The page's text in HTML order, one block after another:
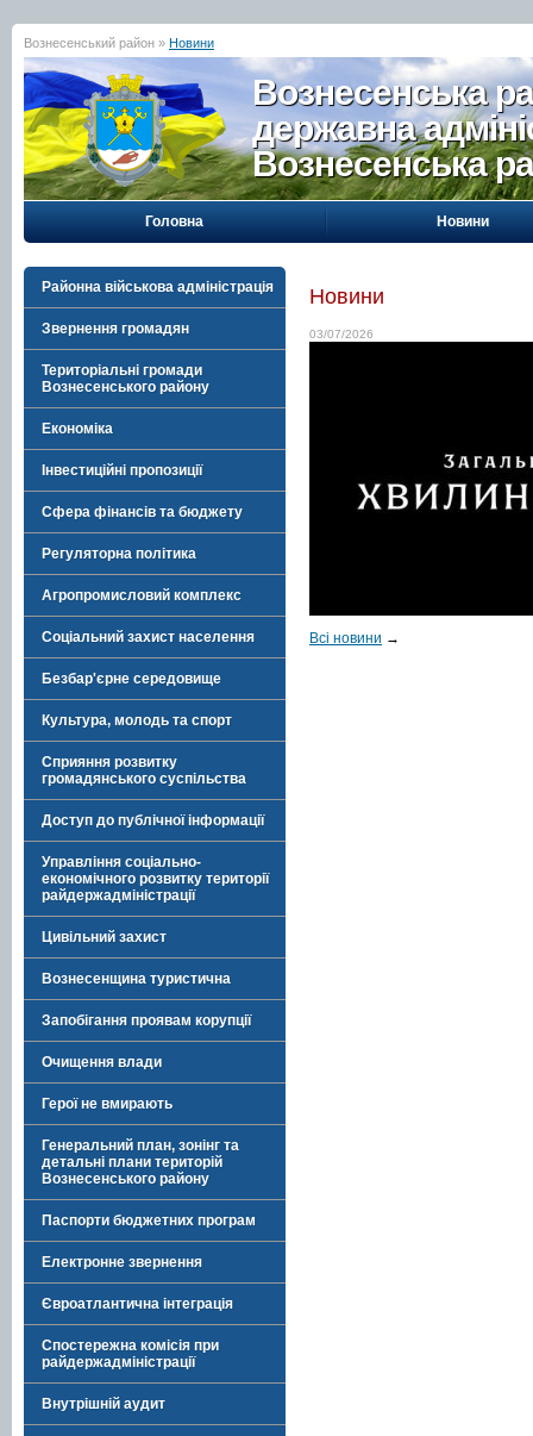
Вознесенський район » Новини
Вознесенська
державна
Вознесенська
Головна Новини
Районна військова адміністрація
Звернення громадян
Територіальні громади
Вознесенського району
Економіка
Інвестиційні пропозиції
Сфера фінансів та бюджету
Регуляторна політика
Агропромисловий комплекс
Соціальний захист населення
Безбар'єрне середовище
Культура, молодь та спорт
Сприяння розвитку
громадянського суспільства
Доступ до публічної інформації
Управління соціально-
економічного розвитку території
райдержадміністрації
Цивільний захист
Вознесенщина туристична
Запобігання проявам корупції
Очищення влади
Герої не вмирають
Генеральний план, зонінг та
детальні плани територій
Вознесенського району
Паспорти бюджетних програм
Електронне звернення
Євроатлантична інтеграція
Спостережна комісія при
райдержадміністрації
Внутрішній аудит
Новини
03/07/2026
Всі новини →